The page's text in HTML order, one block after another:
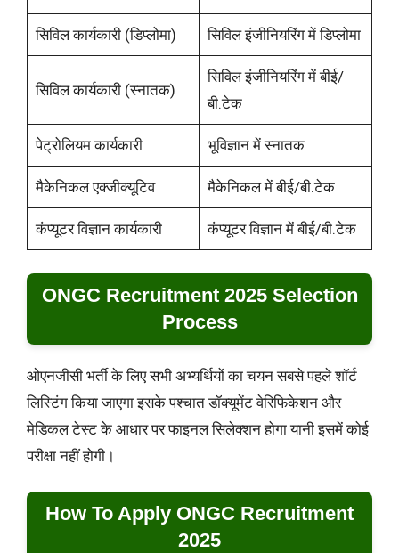
सिविल कार्यकारी (डिप्लोमा) सिविल इंजीनियरिंग में डिप्लोमा
सिविल कार्यकारी (स्नातक)
सिविल इंजीनियरिंग में बीई/
बी.टेक
पेट्रोलियम कार्यकारी भूविज्ञान में स्नातक
मैकेनिकल एक्जीक्यूटिव मैकेनिकल में बीई/बी.टेक
कंप्यूटर विज्ञान कार्यकारी कंप्यूटर विज्ञान में बीई/बी.टेक
ONGC Recruitment 2025 Selection
Process
ओएनजीसी भर्ती के लिए सभी अभ्यर्थियों का चयन सबसे पहले शॉर्ट
लिस्टिंग किया जाएगा इसके पश्चात डॉक्यूमेंट वेरिफिकेशन और
मेडिकल टेस्ट के आधार पर फाइनल सिलेक्शन होगा यानी इसमें कोई
परीक्षा नहीं होगी।
How To Apply ONGC Recruitment
2025